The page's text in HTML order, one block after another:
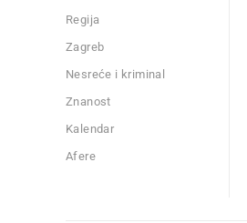
Regija
Zagreb
Nesreće i kriminal
Znanost
Kalendar
Afere